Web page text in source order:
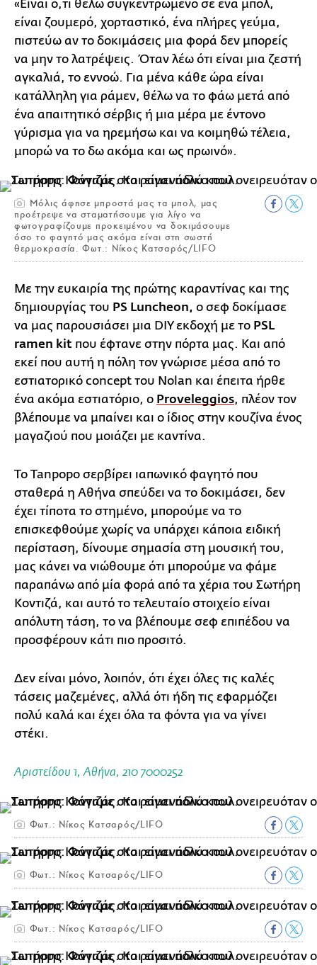
«Είναι ό,τι θέλω συγκεντρωμένο σε ένα μπολ,
είναι ζουμερό, χορταστικό, ένα πλήρες γεύμα,
πιστεύω αν το δοκιμάσεις μια φορά δεν μπορείς
να μην το λατρέψεις. Όταν λέω ότι είναι μια ζεστή
αγκαλιά, το εννοώ. Για μένα κάθε ώρα είναι
κατάλληλη για ράμεν, θέλω να το φάω μετά από
ένα απαιτητικό σέρβις ή μια μέρα με έντονο
γύρισμα για να ηρεμήσω και να κοιμηθώ τέλεια,
μπορώ να το δω ακόμα και ως πρωινό».
Μόλις άφησε μπροστά μας τα μπολ, μας
προέτρεψε να σταματήσουμε για λίγο να
φωτογραφίζουμε προκειμένου να δοκιμάσουμε
όσο το φαγητό μας ακόμα είναι στη σωστή
θερμοκρασία. Φωτ.: Νίκος Κατσαρός/LIFO
Με την ευκαιρία της πρώτης καραντίνας και της
δημιουργίας του PS Luncheon, ο σεφ δοκίμασε
να μας παρουσιάσει μια DIY εκδοχή με το PSL
ramen kit που έφτανε στην πόρτα μας. Και από
εκεί που αυτή η πόλη τον γνώρισε μέσα από το
εστιατορικό concept του Nolan και έπειτα ήρθε
ένα ακόμα εστιατόριο, ο Proveleggios, πλέον τον
βλέπουμε να μπαίνει και ο ίδιος στην κουζίνα ένος
μαγαζιού που μοιάζει με καντίνα.
Το Tanpopo σερβίρει ιαπωνικό φαγητό που
σταθερά η Αθήνα σπεύδει να το δοκιμάσει, δεν
έχει τίποτα το στημένο, μπορούμε να το
επισκεφθούμε χωρίς να υπάρχει κάποια ειδική
περίσταση, δίνουμε σημασία στη μουσική του,
μας κάνει να νιώθουμε ότι μπορούμε να φάμε
παραπάνω από μία φορά από τα χέρια του Σωτήρη
Κοντιζά, και αυτό το τελευταίο στοιχείο είναι
απόλυτη τάση, το να βλέπουμε σεφ επιπέδου να
προσφέρουν κάτι πιο προσιτό.
Δεν είναι μόνο, λοιπόν, ότι έχει όλες τις καλές
τάσεις μαζεμένες, αλλά ότι ήδη τις εφαρμόζει
πολύ καλά και έχει όλα τα φόντα για να γίνει
στέκι.
Αριστείδου 1, Αθήνα, 210 7000252
Φωτ.: Νίκος Κατσαρός/LIFO
Φωτ.: Νίκος Κατσαρός/LIFO
Φωτ.: Νίκος Κατσαρός/LIFO